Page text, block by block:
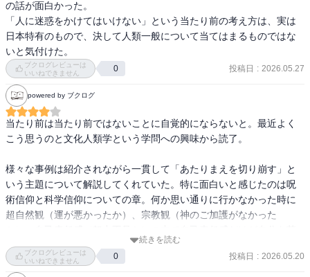
文化人類学という学問は、異文化の儀礼や慣習を調べるものだと思
う。ところがこの本は、その先にある「自分のあたりまえを疑う」
という知的営みにこそ文化人類学の本質があることを教えてくれ
る。
例えば、「努力すれば報われる」という信念が、実は偶然性を排除
したいという欲望から生まれた一つの世界観に過ぎないという指摘
は趣深いものがある。
見方はまさに趣き深いよね。
また、「就活は通過儀礼である」という視点も新鮮だった。
これ、就活で長くお仕事されてきている就活ワークス
が出会ったころからずっとおっしゃっていて、まさしく文化人類学
的にも
の話が面白かった。
「人に迷惑をかけてはいけない」という当たり前の考え方は、実は
日本特有のもので、決して人類一般について当てはまるものではな
いと気付けた。
ブクログレビューは
いいねできません
0 投稿日 : 2026.05.27
powered by ブクログ
当たり前は当たり前ではないことに自覚的にならないと。最近よく
こう思うのと文化人類学という学問への興味から読了。
様々な事例は紹介されながら一貫して「あたりまえを切り崩す」と
いう主題について解説してくれていた。特に面白いと感じたのは呪
術信仰と科学信仰についての章。何か思い通りに行かなかった時に
超自然観（運が悪かったか）、宗教観（神のご加護がなかった
しめている。現代の経済社会では成長を促し、礼さんされるこの価
値観は時に人を追いやるというのは皮肉と感じる。
続きを読む
ブクログレビューは
いいねできません
0 投稿日 : 2026.05.20